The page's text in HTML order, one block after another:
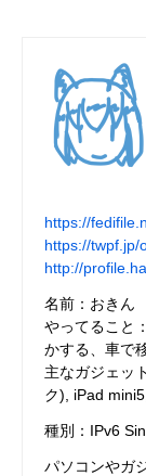
https://
https://twpf.jp/
http://
名前：おきん
やってること
かする、車で
主なガジェッ
ク), iPad
種別：IPv6
パソコンやガ